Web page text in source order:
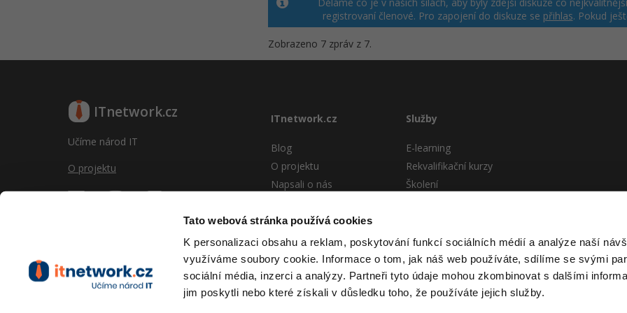
Tato webová stránka používá cookies
K personalizaci obsahu a reklam, poskytování funkcí sociálních médií a analýze naší
využíváme soubory cookie. Informace o tom, jak náš web používáte, sdílíme se svými
sociální média, inzerci a analýzy. Partneři tyto údaje mohou zkombinovat s dalšími
jim poskytli nebo které získali v důsledku toho, že používáte jejich služby.
registrovaní členové. Pro zapojení do diskuze se přihlas. Pokud
Zobrazeno 7 zpráv z 7.
ITnetwork.cz
Učíme národ IT
O projektu
ITnetwork.cz
Blog
O projektu
Napsali o nás
Vývoj systému
Provozní podmínky
RSS
Kontakt
Služby
E-learning
Rekvalifikační kurzy
Školení